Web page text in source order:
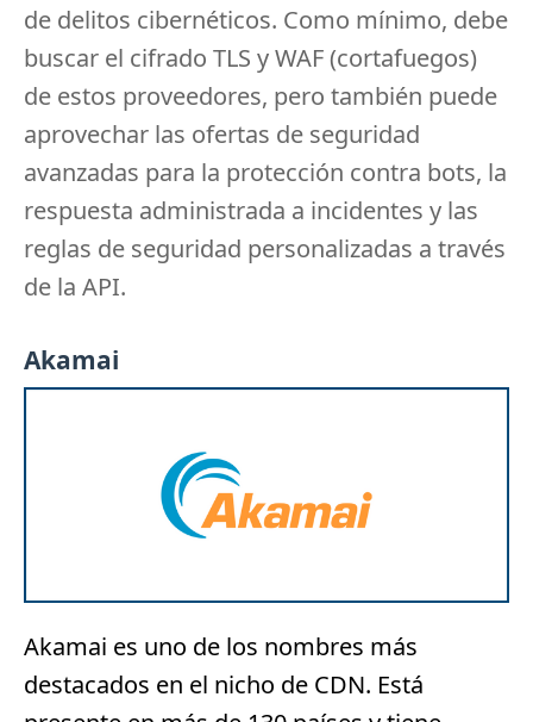
de delitos cibernéticos. Como mínimo, debe
buscar el cifrado TLS y WAF (cortafuegos)
de estos proveedores, pero también puede
aprovechar las ofertas de seguridad
avanzadas para la protección contra bots, la
respuesta administrada a incidentes y las
reglas de seguridad personalizadas a través
de la API.
Akamai
Akamai es uno de los nombres más
destacados en el nicho de CDN. Está